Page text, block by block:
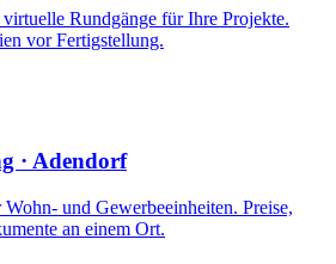
Rundgänge für Ihre Projekte.
vor Fertigstellung.
· Adendorf
und Gewerbeeinheiten. Preise,
an einem Ort.